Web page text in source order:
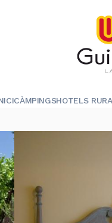
CÀMPINGSHOTELS